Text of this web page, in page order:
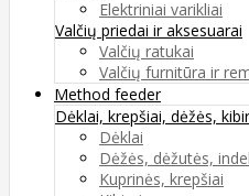
Elektriniai varikliai
Valčių priedai ir aksesuarai
Valčių ratukai
Valčių furnitūra ir
Method feeder
Dėklai, krepšiai, dėžės,
Dėklai
Dėžės, dėžutės,
Kuprinės, krepšiai